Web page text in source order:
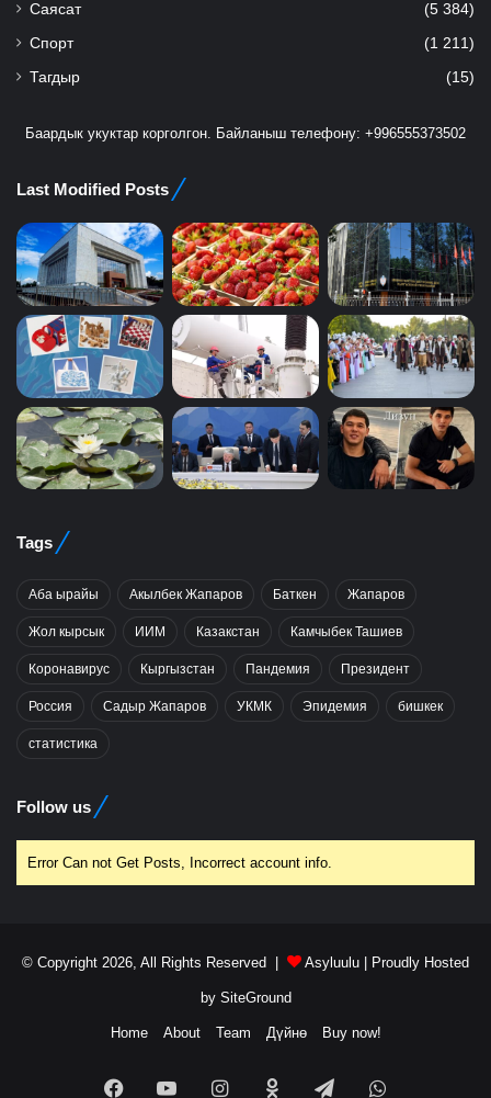
Саясат (5 384)
Спорт (1 211)
Тагдыр (15)
Баардык укуктар корголгон. Байланыш телефону: +996555373502
Last Modified Posts
Tags
Аба ырайы Акылбек Жапаров Баткен Жапаров
Жол кырсык ИИМ Казакстан Камчыбек Ташиев
Коронавирус Кыргызстан Пандемия Президент
Россия Садыр Жапаров УКМК Эпидемия бишкек
статистика
Follow us
Error Can not Get Posts, Incorrect account info.
© Copyright 2026, All Rights Reserved | Asyluulu | Proudly Hosted
by SiteGround
Home About Team Дүйнө Buy now!
FacebookYouTubeInstagramOdnoklassniki
TelegramWhatsApp